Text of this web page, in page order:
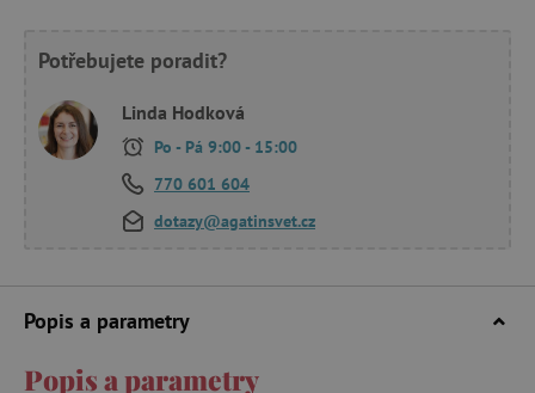
Potřebujete poradit?
Linda Hodková
Po - Pá 9:00 - 15:00
770 601 604
dotazy@agatinsvet.cz
Popis a parametry
Popis a parametry